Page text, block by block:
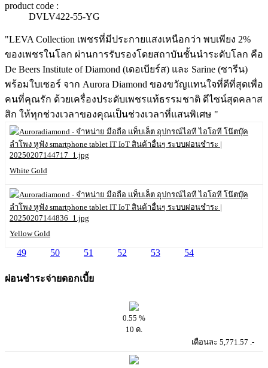
product code :
DVLV422-55-YG
"LEVA Collection เพชรที่มีประกายแสงเหนือกว่า พบเพียง 2%
ของเพชรในโลก ผ่านการรับรองโดยสถาบันชั้นนำระดับโลก คือ
De Beers Institute of Diamond (เดอเบียร์ส) และ Sarine (ซารีน)
พร้อมใบเซอร์ จาก Aurora Diamond ของขวัญแทนใจที่ดีที่สุดเพื่อ
คนที่คุณรัก ด้วยเครื่องประดับเพชรแท้ธรรมชาติ ดีไซน์สุดคลาส
สิก ให้ทุกช่วงเวลาของคุณเป็นช่วงเวลาที่แสนพิเศษ "
White Gold
Yellow Gold
49 50 51 52 53 54
ผ่อนชำระจ่ายดอกเบี้ย
0.55 %
10 ด.
เดือนละ 5,771.57 .-